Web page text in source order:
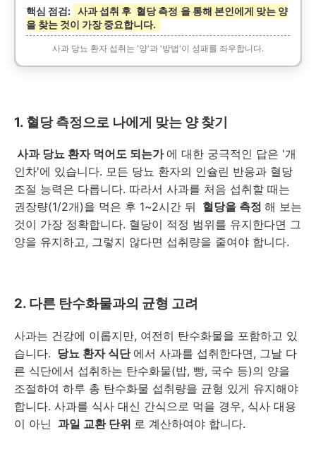
핵심 점검: 사과 섭취 후 혈당 측정 을 통해 본인에게 맞는 양
을 찾는 것이 가장 중요합니다.
사과 당뇨 환자 섭취는 '양'과 '방법'이 성패를 좌우합니다.
1. 혈당 측정으로 나에게 맞는 양 찾기
사과 당뇨 환자 먹어도 되는가 에 대한 궁극적인 답은 '개
인차'에 있습니다. 모든 당뇨 환자의 인슐린 반응과 혈당
조절 능력은 다릅니다. 따라서 사과를 처음 섭취할 때는
권장량(1/2개)을 먹은 후 1~2시간 뒤 혈당을 측정 해 보는
것이 가장 정확합니다. 혈당이 적정 범위를 유지한다면 그
양을 유지하고, 그렇지 않다면 섭취량을 줄여야 합니다.
2. 다른 탄수화물과의 균형 고려
사과는 건강에 이롭지만, 여전히 탄수화물을 포함하고 있
습니다. 당뇨 환자 식단 에서 사과를 섭취한다면, 그날 다
른 식단에서 섭취하는 탄수화물(밥, 빵, 국수 등)의 양을
조절하여 하루 총 탄수화물 섭취량을 균형 있게 유지해야
합니다. 사과를 식사 대신 간식으로 먹을 경우, 식사 대용
이 아닌 과일 교환 단위 로 계산하여야 합니다.